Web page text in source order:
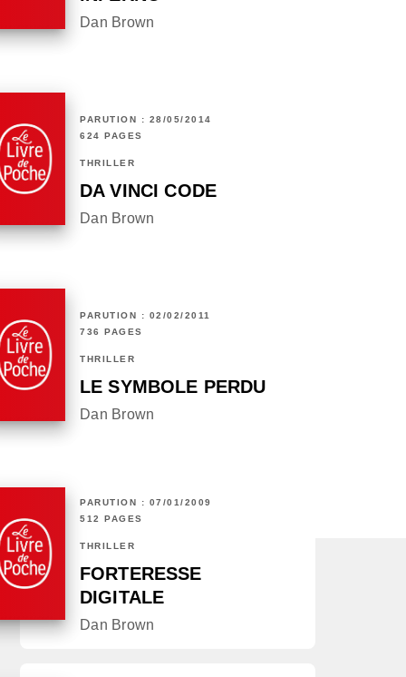
Dan Brown
PARUTION : 28/05/2014
624 PAGES
THRILLER
DA VINCI CODE
Dan Brown
PARUTION : 02/02/2011
736 PAGES
THRILLER
LE SYMBOLE PERDU
Dan Brown
PARUTION : 07/01/2009
512 PAGES
THRILLER
FORTERESSE
DIGITALE
Dan Brown